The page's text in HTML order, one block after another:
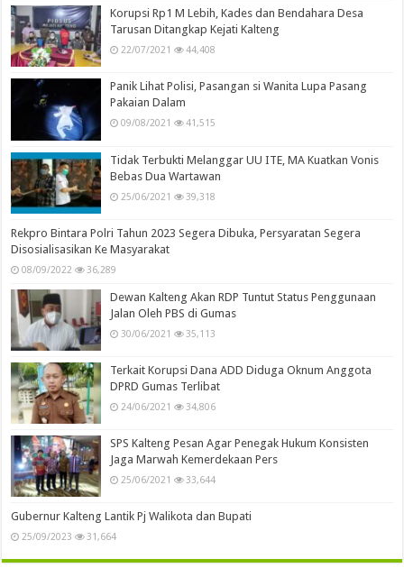
Korupsi Rp1 M Lebih, Kades dan Bendahara Desa
Tarusan Ditangkap Kejati Kalteng
22/07/2021 44,408
Panik Lihat Polisi, Pasangan si Wanita Lupa Pasang
Pakaian Dalam
09/08/2021 41,515
Tidak Terbukti Melanggar UU ITE, MA Kuatkan Vonis
Bebas Dua Wartawan
25/06/2021 39,318
Rekpro Bintara Polri Tahun 2023 Segera Dibuka, Persyaratan Segera
Disosialisasikan Ke Masyarakat
08/09/2022 36,289
Dewan Kalteng Akan RDP Tuntut Status Penggunaan
Jalan Oleh PBS di Gumas
30/06/2021 35,113
Terkait Korupsi Dana ADD Diduga Oknum Anggota
DPRD Gumas Terlibat
24/06/2021 34,806
SPS Kalteng Pesan Agar Penegak Hukum Konsisten
Jaga Marwah Kemerdekaan Pers
25/06/2021 33,644
Gubernur Kalteng Lantik Pj Walikota dan Bupati
25/09/2023 31,664